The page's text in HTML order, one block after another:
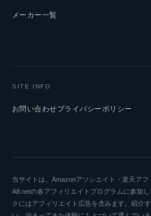
メーカー一覧
SITE INFO
お問い合わせプライバシーポリシー
当サイトは、Amazonアソシエイト・楽天アフ
A8.netの各アフィリエイトプログラムに参加
クにはアフィリエイト広告を含みます。紹介